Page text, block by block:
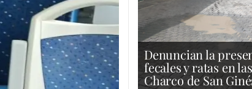
Denuncian la
fecales y ratas en
Charco de San